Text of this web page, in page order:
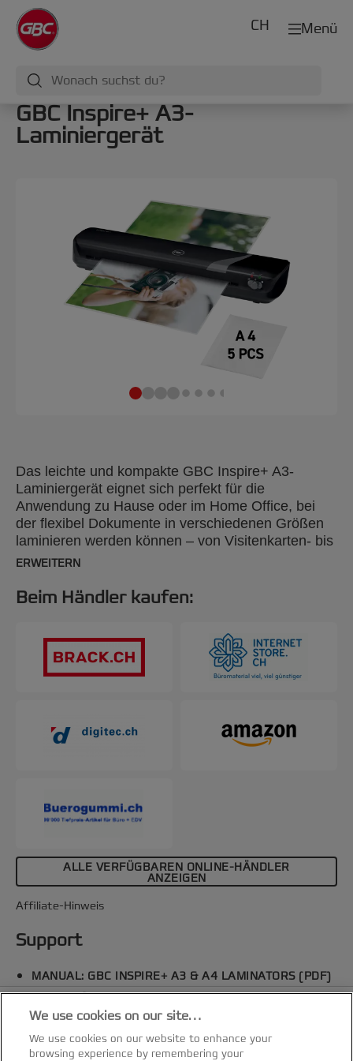
Menü
CH
GBC Inspire+ A3-
Laminiergerät
Das leichte und kompakte GBC Inspire+ A3-
Laminiergerät eignet sich perfekt für die
Anwendung zu Hause oder im Home Office, bei
der flexibel Dokumente in verschiedenen Größen
laminieren werden können – von Visitenkarten- bis
zu A3-Format. Das Laminiergerät ist über einen
Aufwärmzeit von nur vier Minuten. Sie können
verleihen. Das GBC-Laminiergerät Inspire+ verfügt
auch über einen Kaltlaminiermodus für
wärmeempfindlichen Materialien. Mit diesem
brauchen! Im Lieferumfang sind 5x A4-
Laminierhüllen enthalten (75 Mikron). Schwarze
ERWEITERN
Beim Händler kaufen:
ALLE VERFÜGBAREN ONLINE-HÄNDLER
ANZEIGEN
Affiliate-Hinweis
Support
MANUAL: GBC INSPIRE+ A3 & A4 LAMINATORS (PDF)
Spezifikationen & Merkmale
Zubehör & Empfehlungen
We use cookies on our site…
We use cookies on our website to enhance your
browsing experience by remembering your